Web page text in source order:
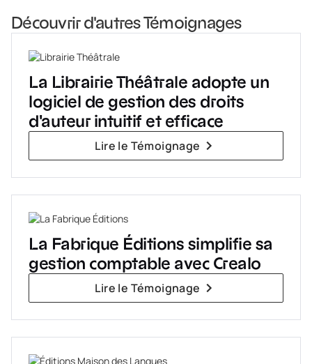
Découvrir d'autres Témoignages
La Librairie Théâtrale adopte un
logiciel de gestion des droits
d'auteur intuitif et efficace
Lire le Témoignage
La Fabrique Éditions simplifie sa
gestion comptable avec Crealo
Lire le Témoignage